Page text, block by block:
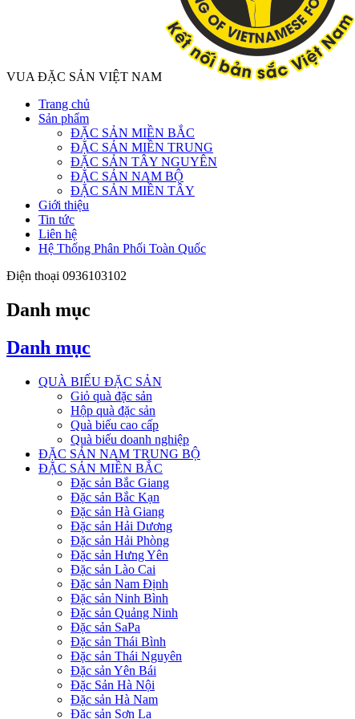
VUA ĐẶC SẢN VIỆT NAM
Trang chủ
Sản phẩm
ĐẶC SẢN MIỀN BẮC
ĐẶC SẢN MIỀN TRUNG
ĐẶC SẢN TÂY NGUYÊN
ĐẶC SẢN NAM BỘ
ĐẶC SẢN MIỀN TÂY
Giới thiệu
Tin tức
Liên hệ
Hệ Thống Phân Phối Toàn Quốc
Điện thoại 0936103102
Danh mục
Danh mục
QUÀ BIẾU ĐẶC SẢN
Giỏ quà đặc sản
Hộp quà đặc sản
Quà biếu cao cấp
Quà biếu doanh nghiệp
ĐẶC SẢN NAM TRUNG BỘ
ĐẶC SẢN MIỀN BẮC
Đặc sản Bắc Giang
Đặc sản Bắc Kạn
Đặc sản Hà Giang
Đặc sản Hải Dương
Đặc sản Hải Phòng
Đặc sản Hưng Yên
Đặc sản Lào Cai
Đặc sản Nam Định
Đặc sản Ninh Bình
Đặc sản Quảng Ninh
Đặc sản SaPa
Đặc sản Thái Bình
Đặc sản Thái Nguyên
Đặc sản Yên Bái
Đặc Sản Hà Nội
Đặc sản Hà Nam
Đặc sản Sơn La